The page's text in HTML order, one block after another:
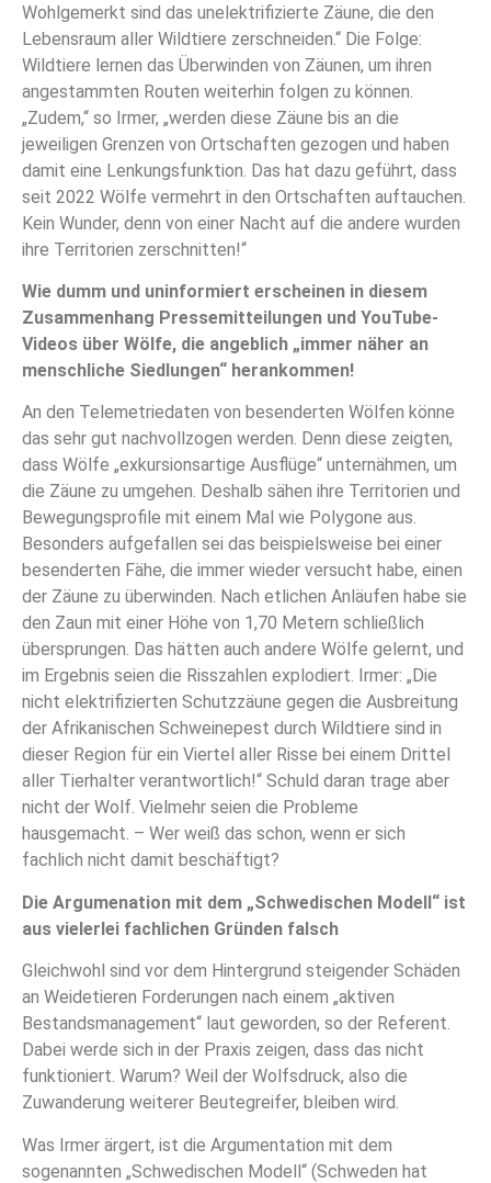
Wohlgemerkt sind das unelektrifizierte Zäune, die den
Lebensraum aller Wildtiere zerschneiden.“ Die Folge:
Wildtiere lernen das Überwinden von Zäunen, um ihren
angestammten Routen weiterhin folgen zu können.
„Zudem,“ so Irmer, „werden diese Zäune bis an die
jeweiligen Grenzen von Ortschaften gezogen und haben
damit eine Lenkungsfunktion. Das hat dazu geführt, dass
seit 2022 Wölfe vermehrt in den Ortschaften auftauchen.
Kein Wunder, denn von einer Nacht auf die andere wurden
ihre Territorien zerschnitten!“
Wie dumm und uninformiert erscheinen in diesem
Zusammenhang Pressemitteilungen und YouTube-
Videos über Wölfe, die angeblich „immer näher an
menschliche Siedlungen“ herankommen!
An den Telemetriedaten von besenderten Wölfen könne
das sehr gut nachvollzogen werden. Denn diese zeigten,
dass Wölfe „exkursionsartige Ausflüge“ unternähmen, um
die Zäune zu umgehen. Deshalb sähen ihre Territorien und
Bewegungsprofile mit einem Mal wie Polygone aus.
Besonders aufgefallen sei das beispielsweise bei einer
besenderten Fähe, die immer wieder versucht habe, einen
der Zäune zu überwinden. Nach etlichen Anläufen habe sie
den Zaun mit einer Höhe von 1,70 Metern schließlich
übersprungen. Das hätten auch andere Wölfe gelernt, und
im Ergebnis seien die Risszahlen explodiert. Irmer: „Die
nicht elektrifizierten Schutzzäune gegen die Ausbreitung
der Afrikanischen Schweinepest durch Wildtiere sind in
dieser Region für ein Viertel aller Risse bei einem Drittel
aller Tierhalter verantwortlich!“ Schuld daran trage aber
nicht der Wolf. Vielmehr seien die Probleme
hausgemacht. – Wer weiß das schon, wenn er sich
fachlich nicht damit beschäftigt?
Die Argumenation mit dem „Schwedischen Modell“ ist
aus vielerlei fachlichen Gründen falsch
Gleichwohl sind vor dem Hintergrund steigender Schäden
an Weidetieren Forderungen nach einem „aktiven
Bestandsmanagement“ laut geworden, so der Referent.
Dabei werde sich in der Praxis zeigen, dass das nicht
funktioniert. Warum? Weil der Wolfsdruck, also die
Zuwanderung weiterer Beutegreifer, bleiben wird.
Was Irmer ärgert, ist die Argumentation mit dem
sogenannten „Schwedischen Modell“ (Schweden hat